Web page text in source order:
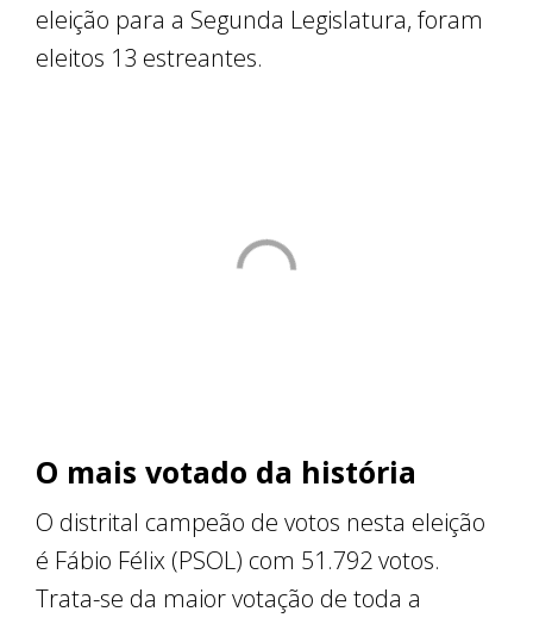
eleição para a Segunda Legislatura, foram
eleitos 13 estreantes.
O mais votado da história
O distrital campeão de votos nesta eleição
é Fábio Félix (PSOL) com 51.792 votos.
Trata-se da maior votação de toda a